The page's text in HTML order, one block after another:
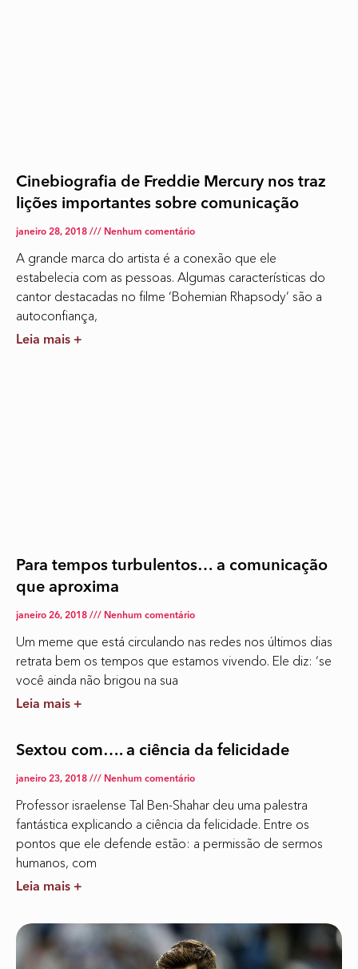
Cinebiografia de Freddie Mercury nos traz
lições importantes sobre comunicação
janeiro 28, 2018 Nenhum comentário
A grande marca do artista é a conexão que ele
estabelecia com as pessoas. Algumas características do
cantor destacadas no filme ‘Bohemian Rhapsody’ são a
autoconfiança,
Leia mais +
Para tempos turbulentos… a comunicação
que aproxima
janeiro 26, 2018 Nenhum comentário
Um meme que está circulando nas redes nos últimos dias
retrata bem os tempos que estamos vivendo. Ele diz: ‘se
você ainda não brigou na sua
Leia mais +
Sextou com…. a ciência da felicidade
janeiro 23, 2018 Nenhum comentário
Professor israelense Tal Ben-Shahar deu uma palestra
fantástica explicando a ciência da felicidade. Entre os
pontos que ele defende estão: a permissão de sermos
humanos, com
Leia mais +